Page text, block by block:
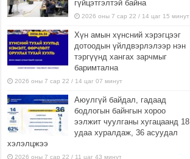
гүйцэтгэлтэй байна
2026 оны 7 сар 22 / 14 цаг 15 минут
Хүн амын хүнсний хэрэгцээг
дотоодын үйлдвэрлэлээр нэн
тэргүүнд хангах зарчмыг
баримтална
2026 оны 7 сар 22 / 14 цаг 07 минут
Аюулгүй байдал, гадаад
бодлогын байнгын хороо
ээлжит чуулганы хугацаанд 18
удаа хуралдаж, 36 асуудал
хэлэлцжээ
2026 оны 7 сар 22 / 11 цаг 43 минут